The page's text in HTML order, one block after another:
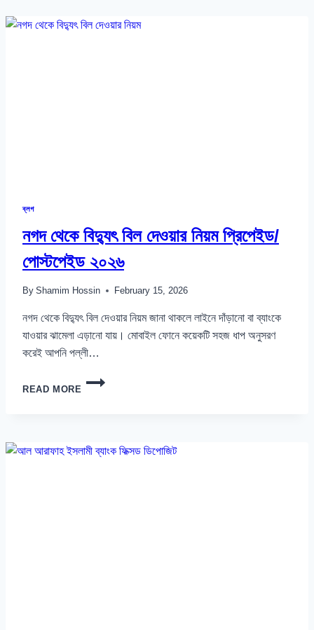
দেওয়ার
ব্লগ
নগদ থেকে বিদ্যুৎ বিল দেওয়ার নিয়ম প্রিপেইড/
পোস্টপেইড ২০২৬
By Shamim Hossin February 15, 2026
নগদ থেকে বিদ্যুৎ বিল দেওয়ার নিয়ম জানা থাকলে লাইনে দাঁড়ানো বা ব্যাংকে
যাওয়ার ঝামেলা এড়ানো যায়। মোবাইল ফোনে কয়েকটি সহজ ধাপ অনুসরণ
করেই আপনি পল্লী…
READ MORE
নগদ
থেকে
নিয়ম